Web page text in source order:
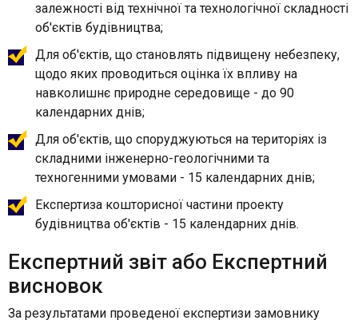
залежності від технічної та технологічної складності
об'єктів будівництва;
Для об'єктів, що становлять підвищену небезпеку,
щодо яких проводиться оцінка їх впливу на
навколишнє природне середовище - до 90
календарних днів;
Для об'єктів, що споруджуються на територіях із
складними інженерно-геологічними та
техногенними умовами - 15 календарних днів;
Експертиза кошторисної частини проекту
будівництва об'єктів - 15 календарних днів.
Експертний звіт або Експертний
висновок
За результатами проведеної експертизи замовнику